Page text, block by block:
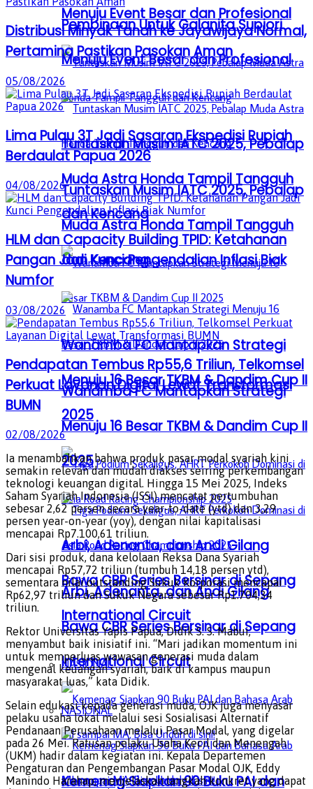
Menuju Event Besar dan Profesional
Tuntaskan Musim IATC 2025, Pebalap
Muda Astra Honda Tampil Tangguh
dan Kencang
Wanamba FC Mantapkan Strategi
Menuju 16 Besar TKBM & Dandim Cup II
2025
Arbi, Adenanta, dan Andi Gilang
Bawa CBR Series Bersinar di Sepang
International Circuit
NASIONAL
Kemenag Siapkan 90 Buku PAI dan
Pembinaan Untuk Galanita Supiori
Menuju Event Besar dan Profesional
Tuntaskan Musim IATC 2025, Pebalap
Muda Astra Honda Tampil Tangguh
dan Kencang
Wanamba FC Mantapkan Strategi
Menuju 16 Besar TKBM & Dandim Cup II
2025
Arbi, Adenanta, dan Andi Gilang
Bawa CBR Series Bersinar di Sepang
International Circuit
NASIONAL
Distribusi Minyak Tanah ke Jayawijaya Normal,
Pertamina Pastikan Pasokan Aman
05/08/2026
Lima Pulau 3T Jadi Sasaran Ekspedisi Rupiah
Berdaulat Papua 2026
04/08/2026
HLM dan Capacity Building TPID: Ketahanan
Pangan Jadi Kunci Pengendalian Inflasi Biak
Numfor
03/08/2026
Pendapatan Tembus Rp55,6 Triliun, Telkomsel
Perkuat Layanan Digital Lewat Transformasi
BUMN
02/08/2026
Ia menambahkan bahwa produk pasar modal syariah kini
semakin relevan dan mudah diakses seiring perkembangan
teknologi keuangan digital. Hingga 15 Mei 2025, Indeks
Saham Syariah Indonesia (ISSI) mencatat pertumbuhan
sebesar 2,62 persen secara year-to-date (ytd) dan 3,29
persen year-on-year (yoy), dengan nilai kapitalisasi
mencapai Rp7.100,61 triliun.
Dari sisi produk, dana kelolaan Reksa Dana Syariah
mencapai Rp57,72 triliun (tumbuh 14,18 persen ytd),
sementara nilai outstanding Sukuk Korporasi mencapai
Rp62,97 triliun dan Sukuk Negara sebesar Rp1.704,34
triliun.
Rektor Universitas Yapis Papua, Didik S. S. Mabui,
menyambut baik inisiatif ini. “Mari jadikan momentum ini
untuk memperluas wawasan generasi muda dalam
mengenal keuangan syariah, baik di kampus maupun
masyarakat luas,” kata Didik.
Selain edukasi kepada generasi muda, OJK juga menyasar
pelaku usaha lokal melalui sesi Sosialisasi Alternatif
Pendanaan Perusahaan melalui Pasar Modal, yang digelar
pada 26 Mei. Ratusan pelaku Usaha Kecil dan Menengah
(UKM) hadir dalam kegiatan ini. Kepala Departemen
Pengaturan dan Pengembangan Pasar Modal OJK, Eddy
Manindo Harahap, menjelaskan langkah konkret yang dapat